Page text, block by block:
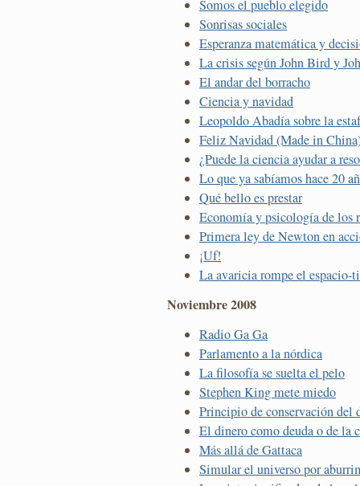
Somos el pueblo elegido
Sonrisas sociales
Esperanza matemática y
La crisis según John Bird y
El andar del borracho
Ciencia y navidad
Leopoldo Abadía sobre la
Feliz Navidad (Made in
¿Puede la ciencia ayudar a
Lo que ya sabíamos hace 20
Qué bello es prestar
Economía y psicología de los
Primera ley de Newton en
¡Uf!
La avaricia rompe el espacio-
Noviembre 2008
Radio Ga Ga
Parlamento a la nórdica
La filosofía se suelta el pelo
Stephen King mete miedo
Principio de conservación del
El dinero como deuda o de la
Más allá de Gattaca
Simular el universo por